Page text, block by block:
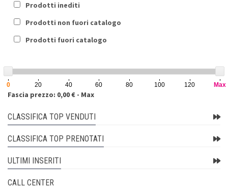
Prodotti inediti
Prodotti non fuori catalogo
Prodotti fuori catalogo
0 20 40 60 80 100 120 Max
Fascia prezzo: 0,00 € - Max
CLASSIFICA TOP VENDUTI
CLASSIFICA TOP PRENOTATI
ULTIMI INSERITI
CALL CENTER